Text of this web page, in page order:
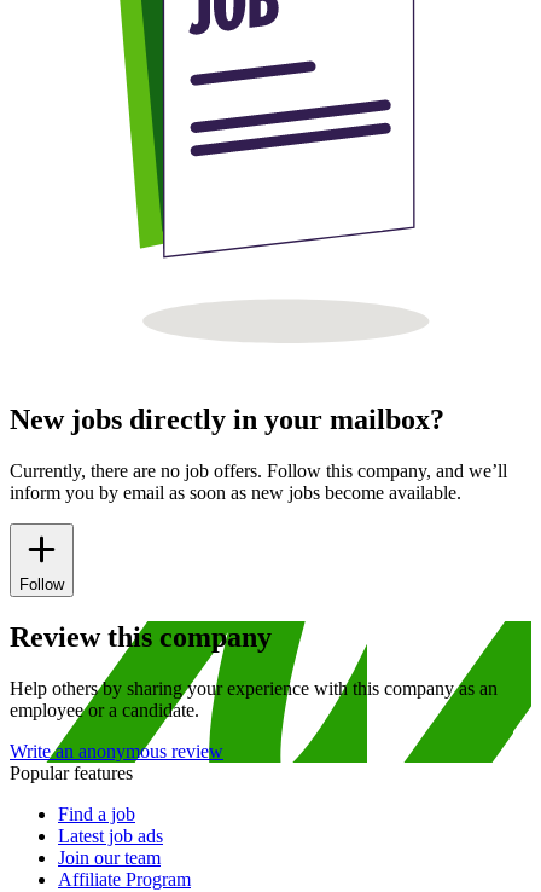
New jobs directly in your mailbox?
Currently, there are no job offers. Follow this company, and we’ll
inform you by email as soon as new jobs become available.
Follow
Review this company
Help others by sharing your experience with this company as an
employee or a candidate.
Write an anonymous review
Popular features
Find a job
Latest job ads
Join our team
Affiliate Program